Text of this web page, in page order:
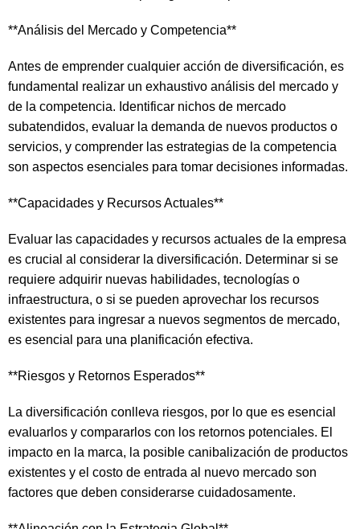
**Análisis del Mercado y Competencia**
Antes de emprender cualquier acción de diversificación, es
fundamental realizar un exhaustivo análisis del mercado y
de la competencia. Identificar nichos de mercado
subatendidos, evaluar la demanda de nuevos productos o
servicios, y comprender las estrategias de la competencia
son aspectos esenciales para tomar decisiones informadas.
**Capacidades y Recursos Actuales**
Evaluar las capacidades y recursos actuales de la empresa
es crucial al considerar la diversificación. Determinar si se
requiere adquirir nuevas habilidades, tecnologías o
infraestructura, o si se pueden aprovechar los recursos
existentes para ingresar a nuevos segmentos de mercado,
es esencial para una planificación efectiva.
**Riesgos y Retornos Esperados**
La diversificación conlleva riesgos, por lo que es esencial
evaluarlos y compararlos con los retornos potenciales. El
impacto en la marca, la posible canibalización de productos
existentes y el costo de entrada al nuevo mercado son
factores que deben considerarse cuidadosamente.